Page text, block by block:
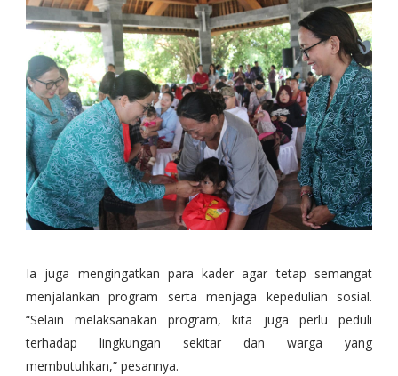
Ia juga mengingatkan para kader agar tetap semangat
menjalankan program serta menjaga kepedulian sosial.
“Selain melaksanakan program, kita juga perlu peduli
terhadap lingkungan sekitar dan warga yang
membutuhkan,” pesannya.